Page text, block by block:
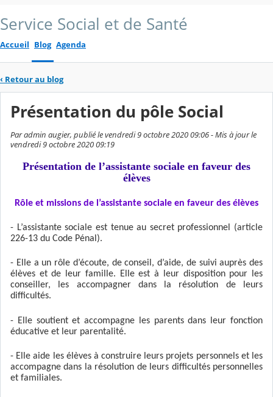
Service Social et de Santé
Accueil Blog Agenda
‹ Retour au blog
Présentation du pôle Social
Par admin augier, publié le vendredi 9 octobre 2020 09:06 - Mis à jour le
vendredi 9 octobre 2020 09:19
Présentation de l’assistante sociale en faveur des
élèves
Rôle et missions de l’assistante sociale en faveur des élèves
- L’assistante sociale est tenue au secret professionnel (article
226-13 du Code Pénal).
- Elle a un rôle d’écoute, de conseil, d’aide, de suivi auprès des
élèves et de leur famille. Elle est à leur disposition pour les
conseiller, les accompagner dans la résolution de leurs
difficultés.
- Elle soutient et accompagne les parents dans leur fonction
éducative et leur parentalité.
- Elle aide les élèves à construire leurs projets personnels et les
accompagne dans la résolution de leurs difficultés personnelles
et familiales.